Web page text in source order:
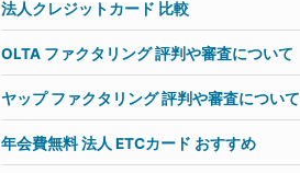
法人クレジットカード 比較
OLTA ファクタリング 評判や審査について
ヤップ ファクタリング 評判や審査について
年会費無料 法人 ETCカード おすすめ